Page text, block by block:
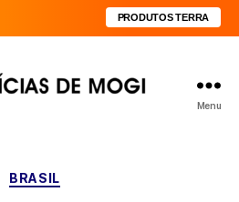
PRODUTOS TERRA
Menu
Categorias
BRASIL